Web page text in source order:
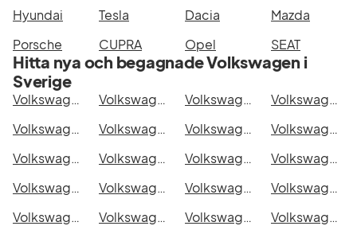
Hyundai
Tesla Dacia
Mazda
Porsche
CUPRA Opel SEAT
Hitta nya och begagnade Volkswagen i
Sverige
Volkswagen ID.4 Pro 4M i Stockholm Volkswagen ID.4 Pro 4M i Göteborg Volkswagen ID.4 Pro 4M i Helsingborg
Volkswagen ID.4 Pro 4M i Jönköping
Volkswagen ID.4 Pro 4M i Malmö
Volkswagen ID.4 Pro 4M i Örebro Volkswagen ID.4 Pro 4M i Norrköping
Volkswagen ID.4 Pro 4M i Linköping
Volkswagen ID.4 Pro 4M i Uppsala
Volkswagen ID.4 Pro 4M i Västerås Volkswagen ID.4 Pro 4M i Halmstad
Volkswagen ID.4 Pro 4M i Växjö
Volkswagen ID.4 Pro 4M i Eskilstuna
Volkswagen ID.4 Pro 4M i Kalmar Volkswagen ID.4 Pro 4M i Karlskrona
Volkswagen ID.4 Pro 4M i Karlstad
Volkswagen ID.4 Pro 4M i Kristianstad
Volkswagen ID.4 Pro 4M i Sundsvall Volkswagen ID.4 Pro 4M i Umeå
Volkswagen ID.4 Pro 4M i Varberg